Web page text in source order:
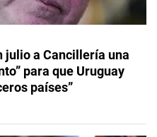
julio a Cancillería una
para que Uruguay
países”